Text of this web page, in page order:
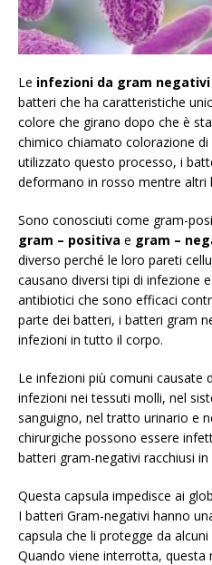
Le infezioni da gram negativi
batteri che ha caratteristiche
colore che girano dopo che è
chimico chiamato colorazione di
utilizzato questo processo, i
deformano in rosso mentre altri
Sono conosciuti come gram-
gram – positiva e gram –
diverso perché le loro pareti
causano diversi tipi di infezione
antibiotici che sono efficaci
parte dei batteri, i batteri gram
infezioni in tutto il corpo.
Le infezioni più comuni causate
infezioni nei tessuti molli, nel
sanguigno, nel tratto urinario e
chirurgiche possono essere
batteri gram-negativi racchiusi
Questa capsula impedisce ai
I batteri Gram-negativi hanno
capsula che li protegge da
Quando viene interrotta, questa